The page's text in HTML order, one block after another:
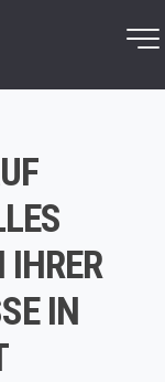
IHRER
IN